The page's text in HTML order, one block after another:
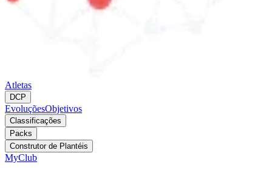
Atletas
DCP
EvoluçõesObjetivos
Classificações
Packs
Construtor de Plantéis
MyClub